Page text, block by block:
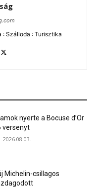
: Szálloda : Turisztika
nyerte a Bocuse d’Or
versenyt
2026.08.03.
Michelin-csillagos